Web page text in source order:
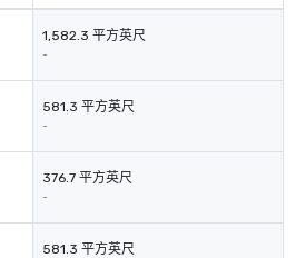
1,582.3 平方英尺
-
581.3 平方英尺
-
376.7 平方英尺
-
581.3 平方英尺